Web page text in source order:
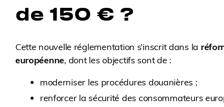
de 150 € ?
Cette nouvelle réglementation s’inscrit dans la
européenne, dont les objectifs sont de :
moderniser les procédures douanières ;
renforcer la sécurité des consommateurs